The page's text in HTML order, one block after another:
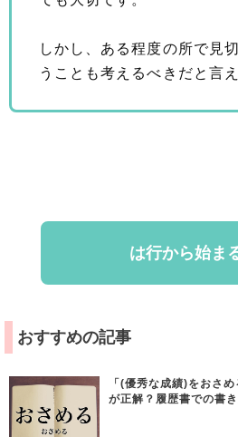
しかし、ある程度の所で見
うことも考えるべきだと言
は行から始ま
おすすめの記事
「(優秀な成績)をおさ
が正解？履歴書での書